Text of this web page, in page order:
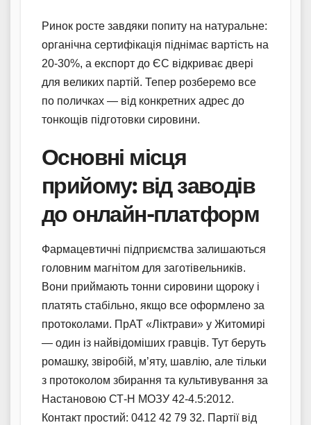
Ринок росте завдяки попиту на натуральне:
органічна сертифікація піднімає вартість на
20-30%, а експорт до ЄС відкриває двері
для великих партій. Тепер розберемо все
по поличках — від конкретних адрес до
тонкощів підготовки сировини.
Основні місця
прийому: від заводів
до онлайн-платформ
Фармацевтичні підприємства залишаються
головним магнітом для заготівельників.
Вони приймають тонни сировини щороку і
платять стабільно, якщо все оформлено за
протоколами. ПрАТ «Ліктрави» у Житомирі
— один із найвідоміших гравців. Тут беруть
ромашку, звіробій, м’яту, шавлію, але тільки
з протоколом збирання та культивування за
Настановою СТ-Н МОЗУ 42-4.5:2012.
Контакт простий: 0412 42 79 32. Партії від